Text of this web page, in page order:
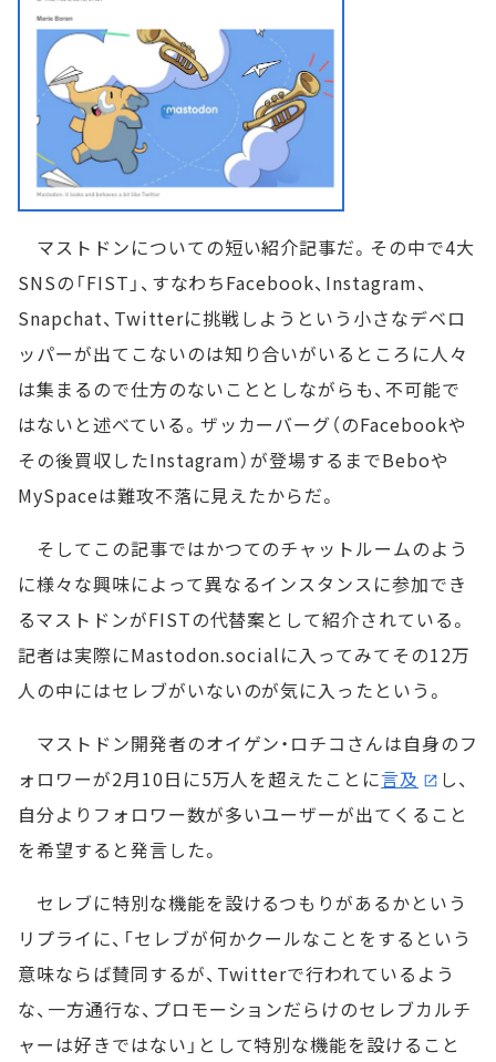
マストドンについての短い紹介記事だ。その中で4大
SNSの「FIST」、すなわちFacebook、Instagram、
Snapchat、Twitterに挑戦しようという小さなデベロ
ッパーが出てこないのは知り合いがいるところに人々
は集まるので仕方のないこととしながらも、不可能で
はないと述べている。ザッカーバーグ（のFacebookや
その後買収したInstagram）が登場するまでBeboや
MySpaceは難攻不落に見えたからだ。
そしてこの記事ではかつてのチャットルームのよう
に様々な興味によって異なるインスタンスに参加でき
るマストドンがFISTの代替案として紹介されている。
記者は実際にMastodon.socialに入ってみてその12万
人の中にはセレブがいないのが気に入ったという。
マストドン開発者のオイゲン・ロチコさんは自身のフ
ォロワーが2月10日に5万人を超えたことに言及
し、
自分よりフォロワー数が多いユーザーが出てくること
を希望すると発言した。
セレブに特別な機能を設けるつもりがあるかという
リプライに、「セレブが何かクールなことをするという
意味ならば賛同するが、Twitterで行われているよう
な、一方通行な、プロモーションだらけのセレブカルチ
ャーは好きではない」として特別な機能を設けること